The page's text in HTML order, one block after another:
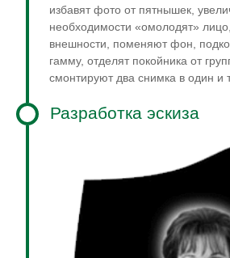
избавят фото от пятнышек,
необходимости «омолодят»
внешности, поменяют фон,
гамму, отделят покойника от
смонтируют два снимка в один и
Разработка эскиза